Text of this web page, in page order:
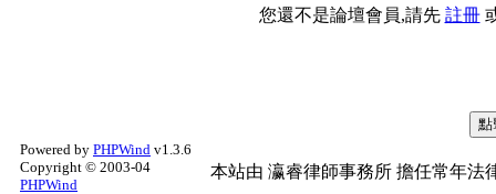
您還不是論壇會員,請先 註冊
Powered by PHPWind v1.3.6
Copyright © 2003-04
PHPWind
本站由 瀛睿律師事務所 擔任常年法